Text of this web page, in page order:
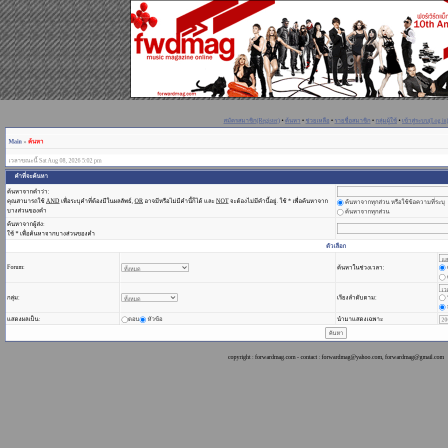
สมัครสมาชิก(Register) • ค้นหา • ช่วยเหลือ • รายชื่อสมาชิก • กลุ่มผู้ใช้ • เข้าสู่ระบบ(Log in)
Main » ค้นหา
เวลาขณะนี้ Sat Aug 08, 2026 5:02 pm
คำที่จะค้นหา
ค้นหาจากคำว่า:
คุณสามารถใช้ AND เพื่อระบุคำที่ต้องมีในผลลัพธ์, OR อาจมีหรือไม่มีคำนี้ก็ได้ และ NOTจะต้องไม่มีคำนี้อยู่. ใช้ * เพื่อค้นหาจาก
บางส่วนของคำ
ค้นหาจากทุกส่วน หรือใช้ข้อความที่ระบุ
ค้นหาจากทุกส่วน
ค้นหาจากผู้ส่ง:
ใช้ * เพื่อค้นหาจากบางส่วนของคำ
ตัวเลือก
Forum: ค้นหาในช่วงเวลา:
กลุ่ม: เรียงลำดับตาม:
แสดงผลเป็น:
ตอบ หัวข้อ นำมาแสดงเฉพาะ
copyright : forwardmag.com - contact : forwardmag@yahoo.com, forwardmag@gmail.com